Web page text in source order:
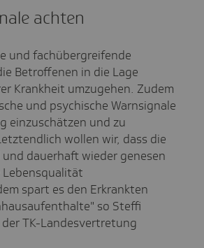
achten
und fachübergreifende
Betroffenen in die Lage
Krankheit umzugehen. Zudem
und psychische Warnsignale
einzuschätzen und zu
wollen wir, dass die
dauerhaft wieder genesen
Lebensqualität
spart es den Erkrankten
so Steffi
TK-Landesvertretung